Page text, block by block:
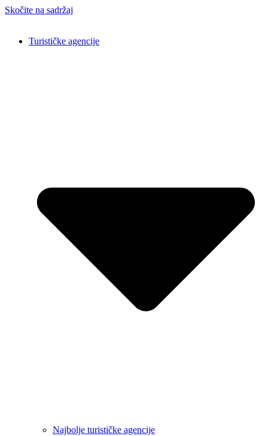
Skočite na sadržaj
Turističke agencije
Najbolje turističke agencije